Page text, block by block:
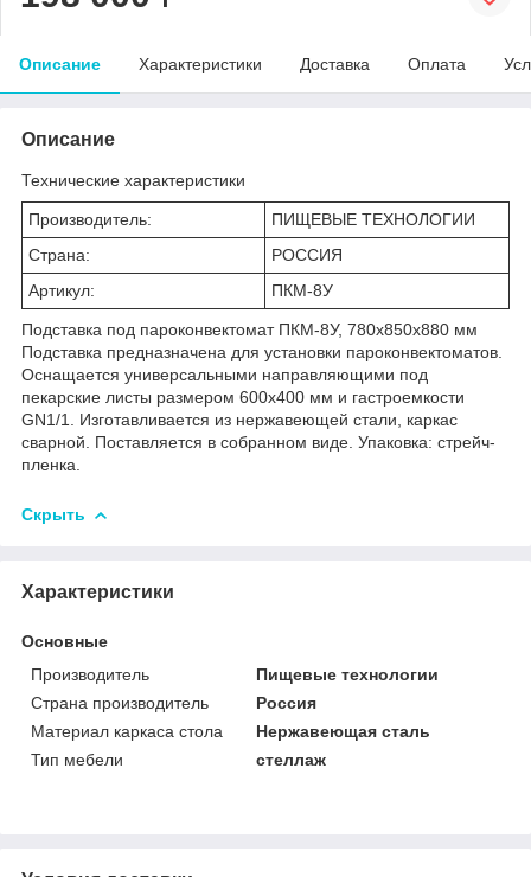
Описание Характеристики Доставка Оплата
Описание
Технические характеристики
Производитель:
ПИЩЕВЫЕ ТЕХНОЛОГИИ
Страна:
РОССИЯ
Артикул:
ПКМ-8У
Подставка под пароконвектомат ПКМ-8У, 780х850х880 мм
Подставка предназначена для установки пароконвектоматов.
Оснащается универсальными направляющими под
пекарские листы размером 600х400 мм и гастроемкости
GN1/1. Изготавливается из нержавеющей стали, каркас
сварной. Поставляется в собранном виде. Упаковка: стрейч-
пленка.
Скрыть
Характеристики
Основные
Производитель
Пищевые технологии
Страна производитель
Россия
Материал каркаса стола
Нержавеющая сталь
Тип мебели
стеллаж